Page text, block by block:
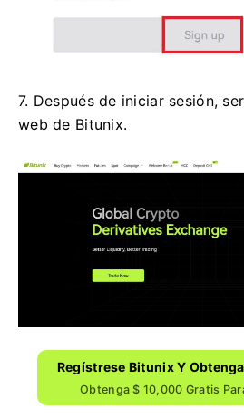
7. Después de iniciar sesión,
web de Bitunix.
Regístrese Bitunix Y
Obtenga $ 10,000 Gratis